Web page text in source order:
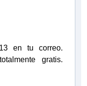
en tu correo.
gratis.